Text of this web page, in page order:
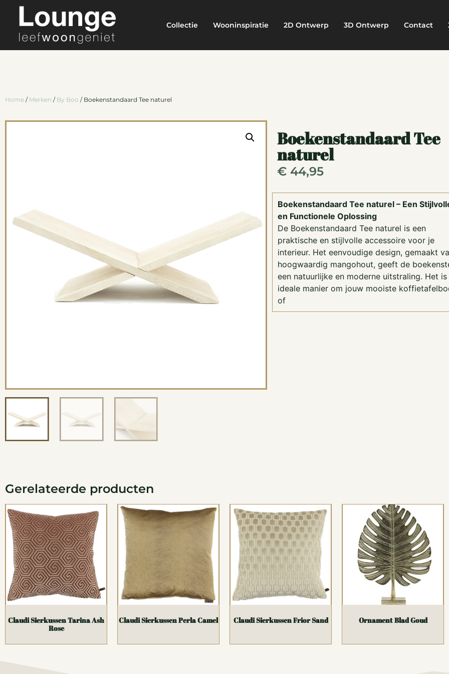
Collectie Wooninspiratie 2D Ontwerp 3D Ontwerp Contact
Home / Merken / By Boo / Boekenstandaard Tee naturel
Boekenstandaard Tee
naturel
€44,95
Boekenstandaard Tee naturel – Een
en Functionele Oplossing
De Boekenstandaard Tee naturel is een
praktische en stijlvolle accessoire voor je
interieur. Het eenvoudige design, gemaakt
hoogwaardig mangohout, geeft de
een natuurlijke en moderne uitstraling. Het is
ideale manier om jouw mooiste
of
Gerelateerde producten
Claudi Sierkussen Tarina Ash
Rose
Claudi Sierkussen Perla Camel Claudi Sierkussen Frior Sand Ornament Blad Goud